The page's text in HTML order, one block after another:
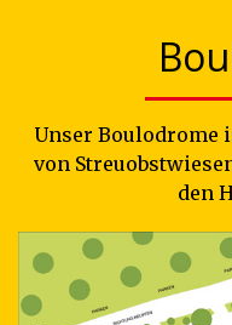
Unser Boulodrome
von
den